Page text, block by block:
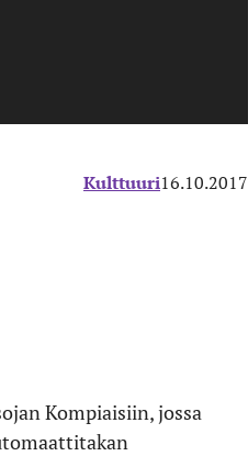
Kulttuuri16.10.2017
Kompiaisiin, jossa